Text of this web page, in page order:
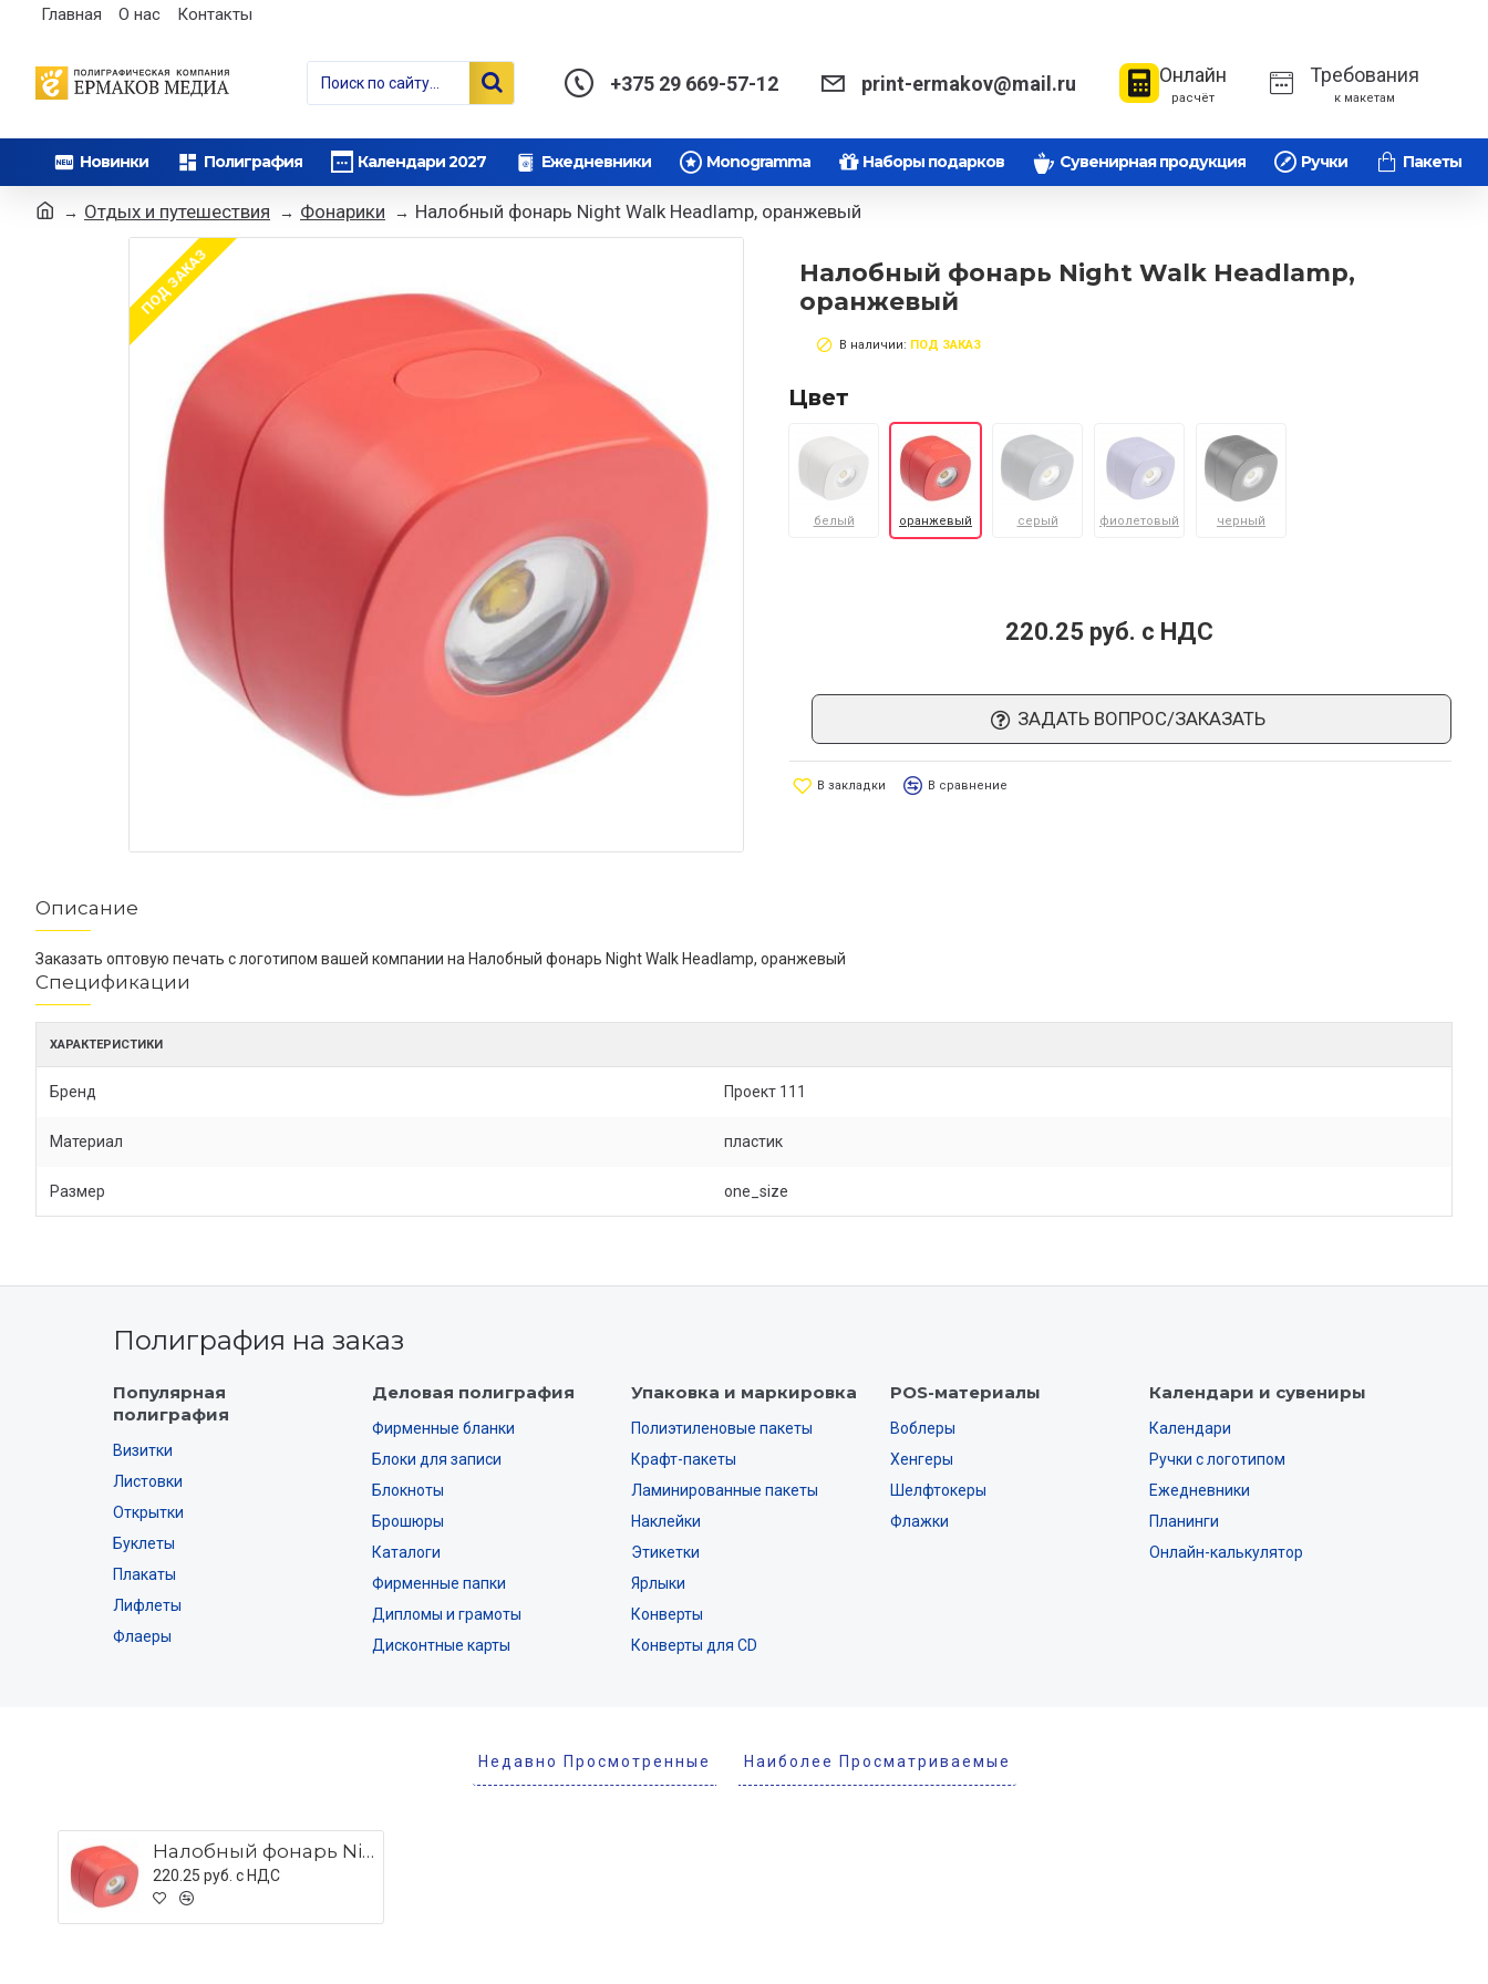
Главная О нас Контакты
+375 29 669-57-12 print-ermakov@mail.ru Онлайн
расчёт
Требования
к макетам
Новинки Полиграфия Календари 2027 Ежедневники Monogramma Наборы подарков Сувенирная продукция Ручки Пакеты
Отдых и путешествия Фонарики Налобный фонарь Night Walk Headlamp, оранжевый
ПОД ЗАКАЗ
Налобный фонарь Night Walk Headlamp,
оранжевый
В наличии: ПОД ЗАКАЗ
Цвет
белый оранжевый серый фиолетовый черный
220.25 руб. c НДС
ЗАДАТЬ ВОПРОС/ЗАКАЗАТЬ
В закладки В сравнение
Описание
Заказать оптовую печать с логотипом вашей компании на Налобный фонарь Night Walk Headlamp, оранжевый
Спецификации
ХАРАКТЕРИСТИКИ
Бренд Проект 111
Материал пластик
Размер one_size
Полиграфия на заказ
Популярная
полиграфия
Визитки
Листовки
Открытки
Буклеты
Плакаты
Лифлеты
Флаеры
Деловая полиграфия
Фирменные бланки
Блоки для записи
Блокноты
Брошюры
Каталоги
Фирменные папки
Дипломы и грамоты
Дисконтные карты
Упаковка и маркировка
Полиэтиленовые пакеты
Крафт-пакеты
Ламинированные пакеты
Наклейки
Этикетки
Ярлыки
Конверты
Конверты для CD
POS-материалы
Воблеры
Хенгеры
Шелфтокеры
Флажки
Календари и сувениры
Календари
Ручки с логотипом
Ежедневники
Планинги
Онлайн-калькулятор
Недавно Просмотренные Наиболее Просматриваемые
Налобный фонарь Night Walk Headlamp, оранжевый
220.25 руб. c НДС